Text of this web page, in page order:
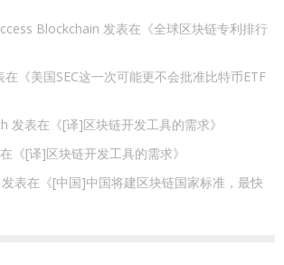
Blockchain 发表在《全球区块链专利排行
在《美国SEC这一次可能更不会批准比特币ETF
发表在《[译]区块链开发工具的需求》
《[译]区块链开发工具的需求》
发表在《[中国]中国将建区块链国家标准，最快